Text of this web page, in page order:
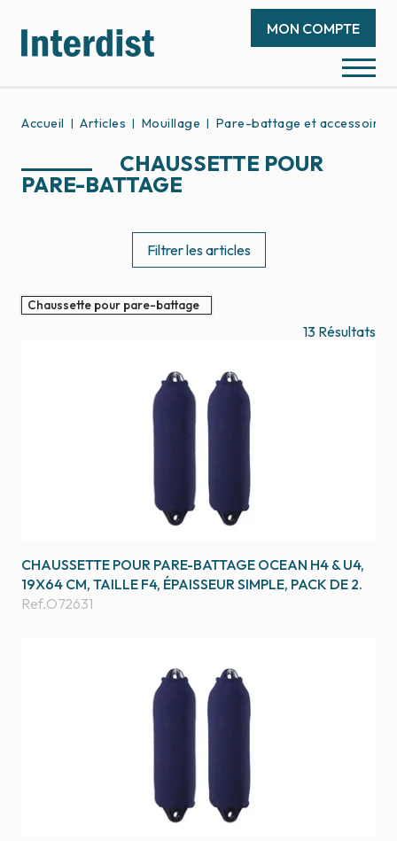
MON COMPTE
Accueil Articles Mouillage Pare-battage et accessoires
CHAUSSETTE POUR
PARE-BATTAGE
Filtrer les articles
Chaussette pour pare-battage
13 Résultats
CHAUSSETTE POUR PARE-BATTAGE OCEAN H4 & U4,
19X64 CM, TAILLE F4, ÉPAISSEUR SIMPLE, PACK DE 2.
Ref.O72631